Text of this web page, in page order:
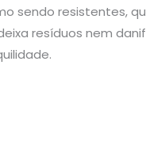
sendo resistentes,
resíduos nem